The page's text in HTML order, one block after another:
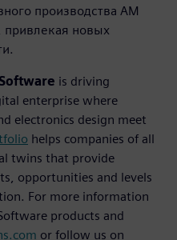
производства AM
привлекая новых
is driving
enterprise where
electronics design meet
helps companies of all
twins that provide
opportunities and levels
For more information
products and
or follow us on